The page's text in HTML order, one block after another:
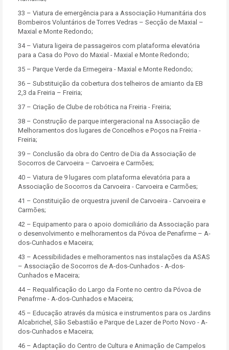
33 – Viatura de emergência para a Associação Humanitária dos
Bombeiros Voluntários de Torres Vedras – Secção de Maxial –
Maxial e Monte Redondo;
34 – Viatura ligeira de passageiros com plataforma elevatória
para a Casa do Povo do Maxial - Maxial e Monte Redondo;
35 – Parque Verde da Ermegeira - Maxial e Monte Redondo;
36 – Substituição da cobertura dos telheiros de amianto da EB
2,3 da Freiria – Freiria;
37 – Criação de Clube de robótica na Freiria - Freiria;
38 – Construção de parque intergeracional na Associação de
Melhoramentos dos lugares de Concelhos e Poços na Freiria -
Freiria;
39 – Conclusão da obra do Centro de Dia da Associação de
Socorros de Carvoeira – Carvoeira e Carmões;
40 – Viatura de 9 lugares com plataforma elevatória para a
Associação de Socorros da Carvoeira - Carvoeira e Carmões;
41 – Constituição de orquestra juvenil de Carvoeira - Carvoeira e
Carmões;
42 – Equipamento para o apoio domiciliário da Associação para
o desenvolvimento e melhoramentos da Póvoa de Penafirme – A-
dos-Cunhados e Maceira;
43 – Acessibilidades e melhoramentos nas instalações da ASAS
– Associação de Socorros de A-dos-Cunhados - A-dos-
Cunhados e Maceira;
44 – Requalificação do Largo da Fonte no centro da Póvoa de
Penafrme - A-dos-Cunhados e Maceira;
45 – Educação através da música e instrumentos para os Jardins
Alcabrichel, São Sebastião e Parque de Lazer de Porto Novo - A-
dos-Cunhados e Maceira;
46 – Adaptação do Centro de Cultura e Animação de Campelos